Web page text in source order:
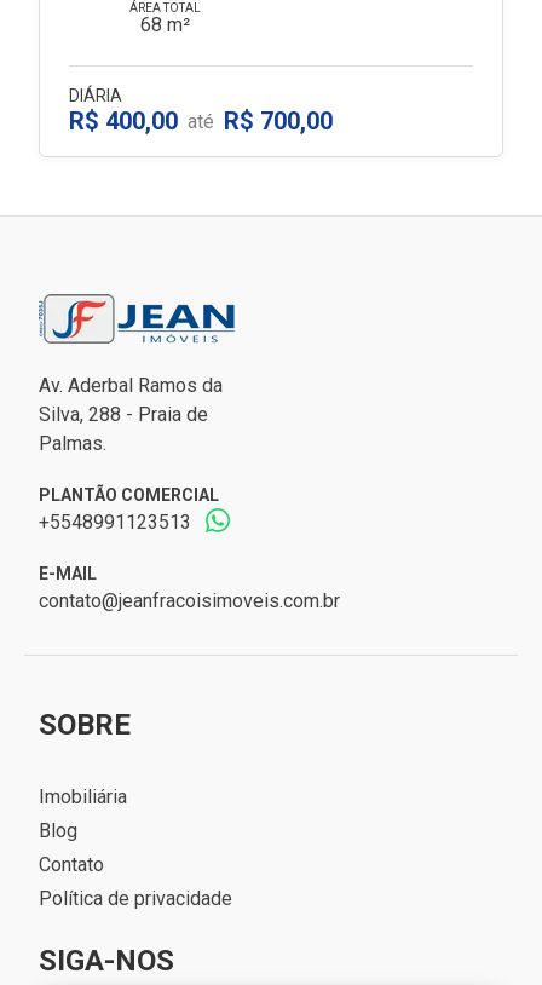
ÁREA TOTAL
68 m²
DIÁRIA
R$ 400,00 até R$ 700,00
Av. Aderbal Ramos da
Silva, 288 - Praia de
Palmas.
PLANTÃO COMERCIAL
+5548991123513
E-MAIL
contato@jeanfracoisimoveis.com.br
SOBRE
Imobiliária
Blog
Contato
Política de privacidade
SIGA-NOS